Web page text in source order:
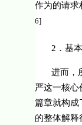
作为的请
6]
2 ．基
进而，
严这一核心
篇章就构成
的整体解释